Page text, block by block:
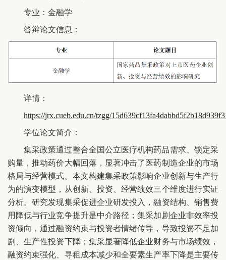
专业：金融学
答辩论文信息：
详情：
https://jrx.cueb.edu.cn/tzgg/
学位论文简介：
集采政策通过整合全国公立医疗机构药品需求、锁定采
购量，推动药价大幅回落，显著冲击了医药制造企业的市场
格局与经营模式。本文构建集采政策影响企业创新与生产行
为的演变模型，从创新、投资、经营绩效三个维度进行实证
分析。研究发现集采促进企业研发投入，融资结构、销售费
用降低与行业竞争提升是中介路径；集采加剧企业非效率投
资倾向，通过融资约束与投资者情绪传导，导致投资不足加
剧、生产性投资下降；集采显著降低企业财务与市场绩效，
融资约束强化、寻租成本减少和全要素生产率下降是主要传